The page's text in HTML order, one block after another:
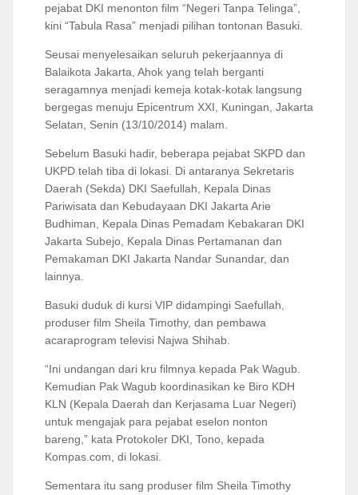
pejabat DKI menonton film “Negeri Tanpa Telinga”,
kini “Tabula Rasa” menjadi pilihan tontonan Basuki.
Seusai menyelesaikan seluruh pekerjaannya di
Balaikota Jakarta, Ahok yang telah berganti
seragamnya menjadi kemeja kotak-kotak langsung
bergegas menuju Epicentrum XXI, Kuningan, Jakarta
Selatan, Senin (13/10/2014) malam.
Sebelum Basuki hadir, beberapa pejabat SKPD dan
UKPD telah tiba di lokasi. Di antaranya Sekretaris
Daerah (Sekda) DKI Saefullah, Kepala Dinas
Pariwisata dan Kebudayaan DKI Jakarta Arie
Budhiman, Kepala Dinas Pemadam Kebakaran DKI
Jakarta Subejo, Kepala Dinas Pertamanan dan
Pemakaman DKI Jakarta Nandar Sunandar, dan
lainnya.
Basuki duduk di kursi VIP didampingi Saefullah,
produser film Sheila Timothy, dan pembawa
acaraprogram televisi Najwa Shihab.
“Ini undangan dari kru filmnya kepada Pak Wagub.
Kemudian Pak Wagub koordinasikan ke Biro KDH
KLN (Kepala Daerah dan Kerjasama Luar Negeri)
untuk mengajak para pejabat eselon nonton
bareng,” kata Protokoler DKI, Tono, kepada
Kompas.com, di lokasi.
Sementara itu sang produser film Sheila Timothy